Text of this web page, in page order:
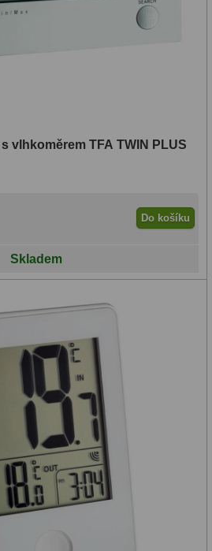
vlhkoměrem TFA TWIN PLUS
Do košíku
Skladem